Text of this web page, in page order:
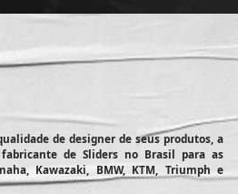
de designer de seus produtos, a
de Sliders no Brasil para as
Kawazaki, BMW, KTM, Triumph e